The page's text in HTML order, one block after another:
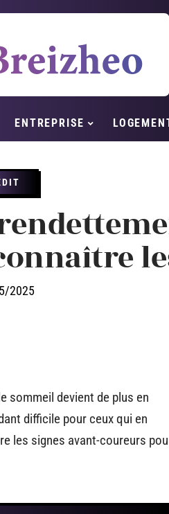
ENTREPRISE
2025
sommeil devient de plus en
difficile pour ceux qui en
les signes avant-coureurs